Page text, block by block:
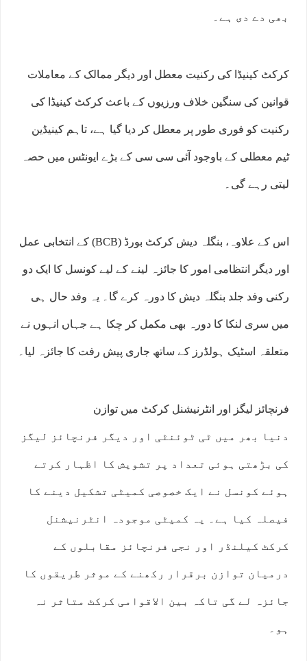
بھی دے دی ہے۔
کرکٹ کینیڈا کی رکنیت معطل اور دیگر ممالک کے معاملات
قوانین کی سنگین خلاف ورزیوں کے باعث کرکٹ کینیڈا کی
رکنیت کو فوری طور پر معطل کر دیا گیا ہے، تاہم کینیڈین
ٹیم معطلی کے باوجود آئی سی سی کے بڑے ایونٹس میں حصہ
لیتی رہے گی۔
اس کے علاوہ، بنگلہ دیش کرکٹ بورڈ (BCB) کے انتخابی عمل
اور دیگر انتظامی امور کا جائزہ لینے کے لیے کونسل کا ایک دو
رکنی وفد جلد بنگلہ دیش کا دورہ کرے گا۔ یہ وفد حال ہی
میں سری لنکا کا دورہ بھی مکمل کر چکا ہے جہاں انہوں نے
متعلقہ اسٹیک ہولڈرز کے ساتھ جاری پیش رفت کا جائزہ لیا۔
فرنچائز لیگز اور انٹرنیشنل کرکٹ میں توازن
دنیا بھر میں ٹی ٹوئنٹی اور دیگر فرنچائز لیگز
کی بڑھتی ہوئی تعداد پر تشویش کا اظہار کرتے
ہوئے کونسل نے ایک خصوصی کمیٹی تشکیل دینے کا
فیصلہ کیا ہے۔ یہ کمیٹی موجودہ انٹرنیشنل
کرکٹ کیلنڈر اور نجی فرنچائز مقابلوں کے
درمیان توازن برقرار رکھنے کے موثر طریقوں کا
جائزہ لے گی تاکہ بین الاقوامی کرکٹ متاثر نہ
ہو۔